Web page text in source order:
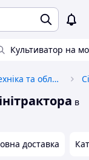
Культиватор на
Сільгосппродукція, техніка та обладнання
в
доставка